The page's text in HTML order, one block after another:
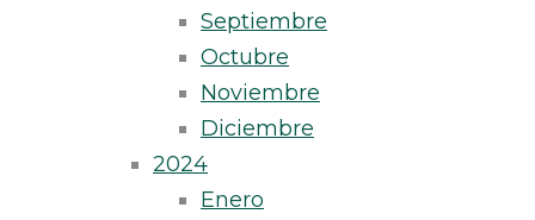
Septiembre
Octubre
Noviembre
Diciembre
2024
Enero